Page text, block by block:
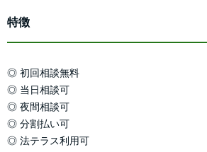
特徴
◎ 初回相談無料
◎ 当日相談可
◎ 夜間相談可
◎ 分割払い可
◎ 法テラス利用可